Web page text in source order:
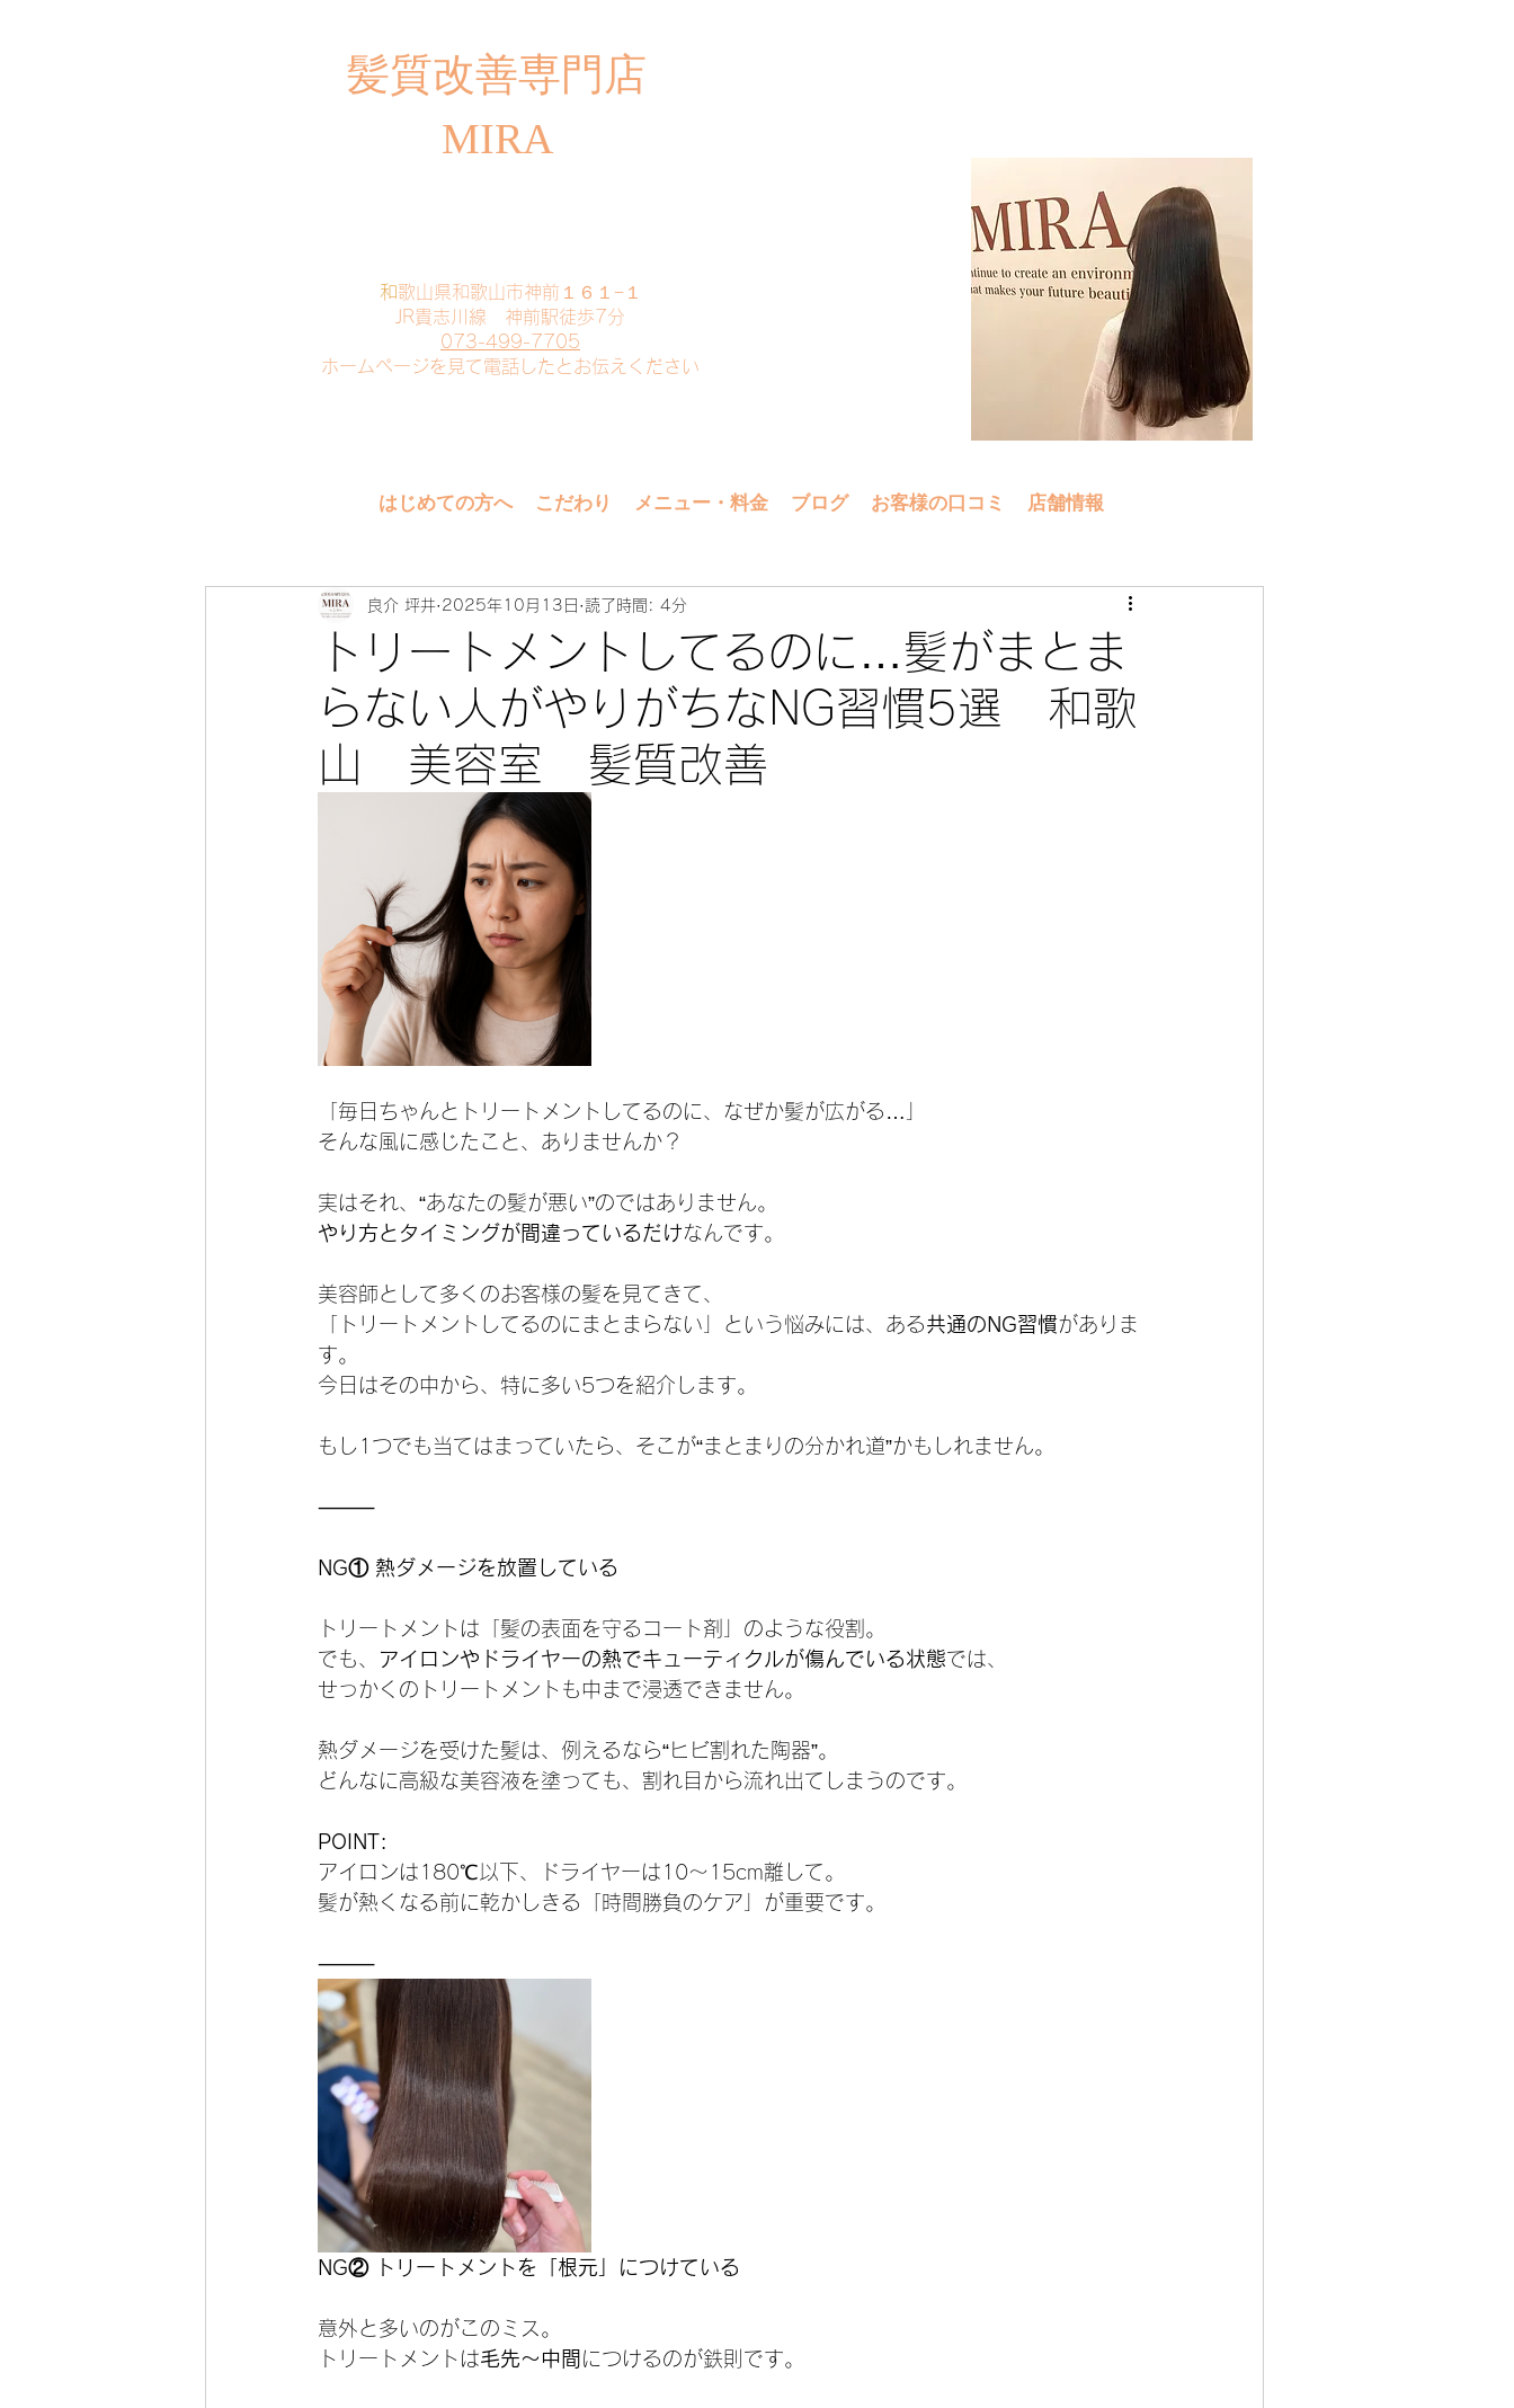
​髪質改善専門店
MIRA
​和歌山県和歌山市神前１６１−１
JR貴志川線 神前駅徒歩7分
073-499-7705
​ホームページを見て電話したとお伝えください
はじめての方へ こだわり メニュー・料金 ブログ お客様の口コミ 店舗情報
トリートメントしてるのに…髪がまとま
らない人がやりがちなNG習慣5選 和歌
山 美容室 髪質改善
良介 坪井 2025年10月13日 読了時間: 4分
「毎日ちゃんとトリートメントしてるのに、なぜか髪が広がる…」
そんな風に感じたこと、ありませんか？
実はそれ、“あなたの髪が悪い”のではありません。
やり方とタイミングが間違っているだけなんです。
美容師として多くのお客様の髪を見てきて、
「トリートメントしてるのにまとまらない」という悩みには、ある共通のNG習慣がありま
す。
今日はその中から、特に多い5つを紹介します。
もし1つでも当てはまっていたら、そこが“まとまりの分かれ道”かもしれません。
⸻
NG① 熱ダメージを放置している
トリートメントは「髪の表面を守るコート剤」のような役割。
でも、
アイロンやドライヤーの熱でキューティクルが傷んでいる状態では、
せっかくのトリートメントも中まで浸透できません。
熱ダメージを受けた髪は、例えるなら“ヒビ割れた陶器”。
どんなに高級な美容液を塗っても、割れ目から流れ出てしまうのです。
POINT:
アイロンは180℃以下、ドライヤーは10〜15cm離して。
髪が熱くなる前に乾かしきる「時間勝負のケア」が重要です。
⸻
NG② トリートメントを「根元」につけている
意外と多いのがこのミス。
トリートメントは毛先〜中間 につけるのが鉄則です。